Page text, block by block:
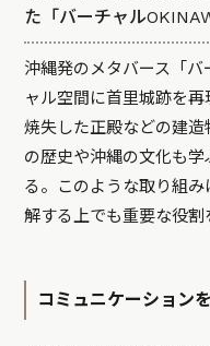
た「バーチャル
沖縄発のメタバース「 バ
ャル空間に首里城跡を
焼失した正殿などの建
の歴史や沖縄の文化も
る。このような取り組
解する上でも重要な役割
コミュニケーション